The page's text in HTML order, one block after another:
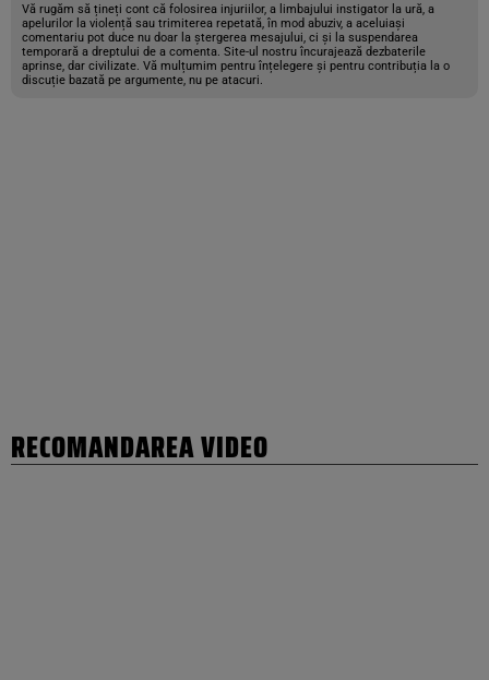
Vă rugăm să țineți cont că folosirea injuriilor, a limbajului instigator la ură, a
apelurilor la violență sau trimiterea repetată, în mod abuziv, a aceluiași
comentariu pot duce nu doar la ștergerea mesajului, ci și la suspendarea
temporară a dreptului de a comenta. Site-ul nostru încurajează dezbaterile
aprinse, dar civilizate. Vă mulțumim pentru înțelegere și pentru contribuția la o
discuție bazată pe argumente, nu pe atacuri.
RECOMANDAREA VIDEO